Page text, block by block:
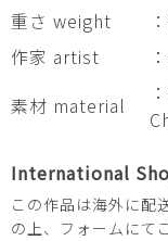
重さ weight
作家 artist
素材 material
International
この作品は海外に配
の上、フォームにて